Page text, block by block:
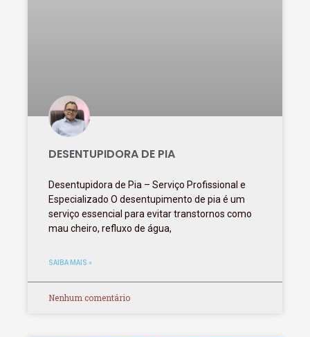
DESENTUPIDORA DE PIA
Desentupidora de Pia – Serviço Profissional e
Especializado O desentupimento de pia é um
serviço essencial para evitar transtornos como
mau cheiro, refluxo de água,
SAIBA MAIS »
Nenhum comentário